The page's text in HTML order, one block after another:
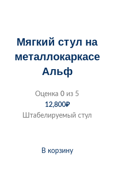
Мягкий стул на
металлокаркасе
Альф
Оценка 0 из 5
12,800₽
Штабелируемый стул
В корзину